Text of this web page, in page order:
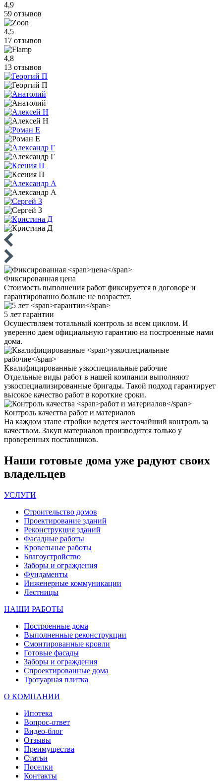
4,9
59 отзывов
4,5
17 отзывов
4,8
13 отзывов
Фиксированная цена
Стоимость выполнения работ фиксируется в договоре и
гарантированно больше не возрастет.
5 лет гарантии
Осуществляем тотальный контроль за всем циклом. И
уверенно даем официальную гарантию на построенные нами
дома.
Квалифицированные узкоспециальные рабочие
Отдельные виды работ в нашей компании выполняют
узкоспециализированные бригады. Такой подход гарантирует
высокое качество работ в короткие сроки.
Контроль качества работ и материалов
На каждом этапе стройки ведется жесточайший контроль за
качеством. Закуп материалов производится только у
проверенных поставщиков.
Наши готовые дома уже радуют своих
владельцев
УСЛУГИ
Строительство домов
Проектирование зданий
Реконструкция зданий
Фасадные работы
Кровельные работы
Благоустройство
Заборы и ограждения
Фундаменты
Инженерные коммуникации
Лестницы
НАШИ РАБОТЫ
Построенные дома
Выполненные реконструкции
Смонтированные кровли
Готовые фасады
Заборы и ограждения
Спроектированные дома
Тротуарная плитка
О КОМПАНИИ
Ипотека
Вопрос-ответ
Видео-блог
Отзывы
Преимущества
Статьи
Поселки
Контакты